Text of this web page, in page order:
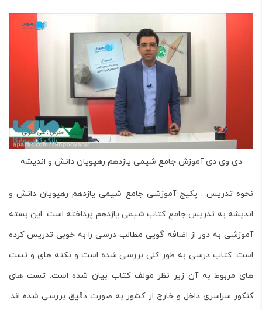
دی وی دی آموزش جامع شیمی یازدهم رهپویان دانش و اندیشه
نحوه تدریس : پکیج آموزشی جامع شیمی یازدهم رهپویان دانش و
اندیشه به تدریس جامع کتاب شیمی یازدهم پرداخته است. این بسته
آموزشی به دور از اضافه گویی مطالب درسی را به خوبی تدریس کرده
است. کتاب درسی به طور کلی بررسی شده است و نکته های و تست
های مربوط به آن زیر نظر مولف کتاب بیان شده است. تست های
کنکور سراسری داخل و خارج از کشور به صورت دقیق بررسی شده اند.